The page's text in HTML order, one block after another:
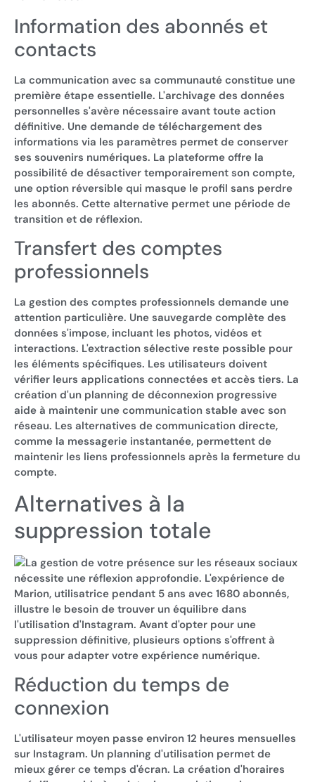
Information des abonnés et
contacts
La communication avec sa communauté constitue une
première étape essentielle. L'archivage des données
personnelles s'avère nécessaire avant toute action
définitive. Une demande de téléchargement des
informations via les paramètres permet de conserver
ses souvenirs numériques. La plateforme offre la
possibilité de désactiver temporairement son compte,
une option réversible qui masque le profil sans perdre
les abonnés. Cette alternative permet une période de
transition et de réflexion.
Transfert des comptes
professionnels
La gestion des comptes professionnels demande une
attention particulière. Une sauvegarde complète des
données s'impose, incluant les photos, vidéos et
interactions. L'extraction sélective reste possible pour
les éléments spécifiques. Les utilisateurs doivent
vérifier leurs applications connectées et accès tiers. La
création d'un planning de déconnexion progressive
aide à maintenir une communication stable avec son
réseau. Les alternatives de communication directe,
comme la messagerie instantanée, permettent de
maintenir les liens professionnels après la fermeture du
compte.
Alternatives à la
suppression totale
La gestion de votre présence sur les réseaux sociaux
nécessite une réflexion approfondie. L'expérience de
Marion, utilisatrice pendant 5 ans avec 1680 abonnés,
illustre le besoin de trouver un équilibre dans
l'utilisation d'Instagram. Avant d'opter pour une
suppression définitive, plusieurs options s'offrent à
vous pour adapter votre expérience numérique.
Réduction du temps de
connexion
L'utilisateur moyen passe environ 12 heures mensuelles
sur Instagram. Un planning d'utilisation permet de
mieux gérer ce temps d'écran. La création d'horaires